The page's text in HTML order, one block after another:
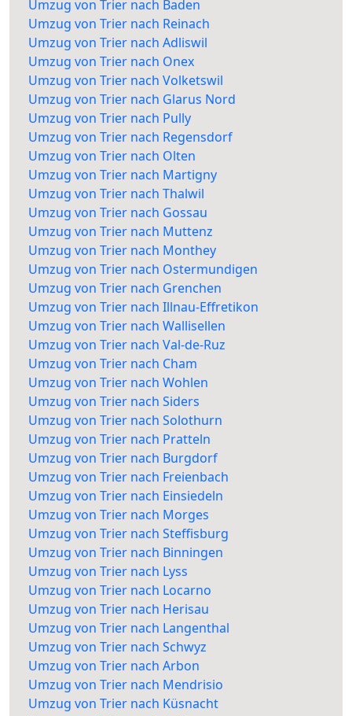
Umzug von Trier nach Baden
Umzug von Trier nach Reinach
Umzug von Trier nach Adliswil
Umzug von Trier nach Onex
Umzug von Trier nach Volketswil
Umzug von Trier nach Glarus Nord
Umzug von Trier nach Pully
Umzug von Trier nach Regensdorf
Umzug von Trier nach Olten
Umzug von Trier nach Martigny
Umzug von Trier nach Thalwil
Umzug von Trier nach Gossau
Umzug von Trier nach Muttenz
Umzug von Trier nach Monthey
Umzug von Trier nach Ostermundigen
Umzug von Trier nach Grenchen
Umzug von Trier nach Illnau-Effretikon
Umzug von Trier nach Wallisellen
Umzug von Trier nach Val-de-Ruz
Umzug von Trier nach Cham
Umzug von Trier nach Wohlen
Umzug von Trier nach Siders
Umzug von Trier nach Solothurn
Umzug von Trier nach Pratteln
Umzug von Trier nach Burgdorf
Umzug von Trier nach Freienbach
Umzug von Trier nach Einsiedeln
Umzug von Trier nach Morges
Umzug von Trier nach Steffisburg
Umzug von Trier nach Binningen
Umzug von Trier nach Lyss
Umzug von Trier nach Locarno
Umzug von Trier nach Herisau
Umzug von Trier nach Langenthal
Umzug von Trier nach Schwyz
Umzug von Trier nach Arbon
Umzug von Trier nach Mendrisio
Umzug von Trier nach Küsnacht